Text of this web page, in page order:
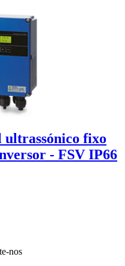
ultrassónico fixo
- FSV IP66
nos